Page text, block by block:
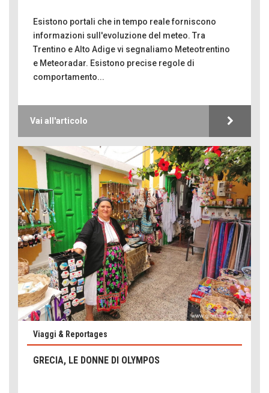
Esistono portali che in tempo reale forniscono
informazioni sull'evoluzione del meteo. Tra
Trentino e Alto Adige vi segnaliamo Meteotrentino
e Meteoradar. Esistono precise regole di
comportamento...
Vai all'articolo
Viaggi & Reportages
GRECIA, LE DONNE DI OLYMPOS
Emilio Isgrò, il cancellatore
ARTE militante
Come difendere la pelle dal sole